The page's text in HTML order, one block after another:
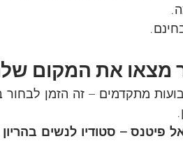
מצאו את המקום
מתקדמים – זה הזמן לבחור
פיטנס – סטודיו לנשים בהריון במודיעין